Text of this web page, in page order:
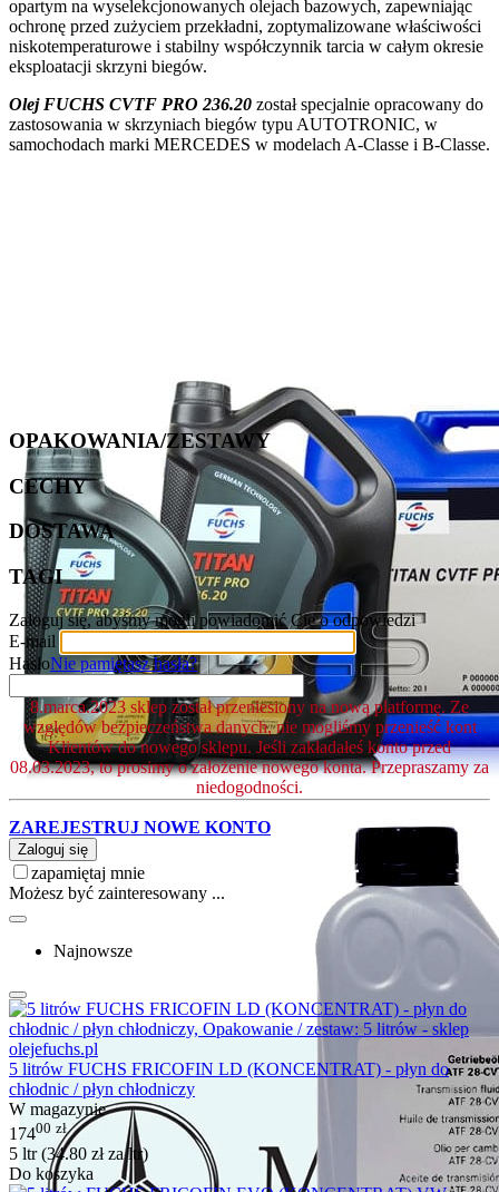
opartym na wyselekcjonowanych olejach bazowych, zapewniając
ochronę przed zużyciem przekładni, zoptymalizowane właściwości
niskotemperaturowe i stabilny współczynnik tarcia w całym okresie
eksploatacji skrzyni biegów.
Olej FUCHS CVTF PRO 236.20 został specjalnie opracowany do
zastosowania w skrzyniach biegów typu AUTOTRONIC, w
samochodach marki MERCEDES w modelach A-Classe i B-Classe.
OPAKOWANIA/ZESTAWY
CECHY
DOSTAWA
TAGI
Zaloguj się, abyśmy mogli powiadomić Cię o odpowiedzi
E-mail
HasłoNie pamiętasz hasła?
8.marca.2023 sklep został przeniesiony na nową platformę. Ze
względów bezpieczeństwa danych, nie mogliśmy przenieść kont
Klientów do nowego sklepu. Jeśli zakładałeś konto przed
08.03.2023, to prosimy o założenie nowego konta. Przepraszamy za
niedogodności.
ZAREJESTRUJ NOWE KONTO
Zaloguj się
zapamiętaj mnie
Możesz być zainteresowany ...
Najnowsze
5 litrów FUCHS FRICOFIN LD (KONCENTRAT) - płyn do
chłodnic / płyn chłodniczy
W magazynie
17400 zł
5 ltr (34.80 złza ltr)
Do koszyka